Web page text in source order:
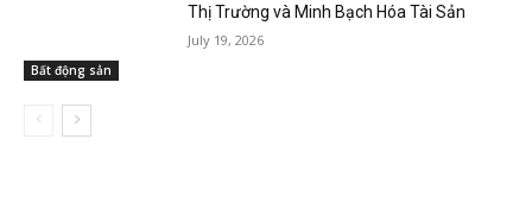
Bất động sản
Thị Trường và Minh Bạch Hóa Tài Sản
July 19, 2026